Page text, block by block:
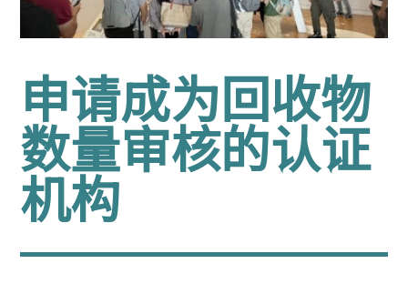
申请成为回收物
数量审核的认证
机构